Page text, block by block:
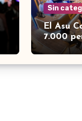
Sin
El Asu
7.000